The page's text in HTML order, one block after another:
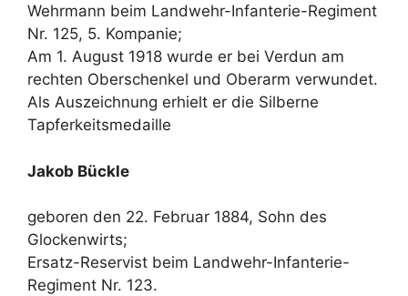
Wehrmann beim Landwehr-Infanterie-Regiment
Nr. 125, 5. Kompanie;
Am 1. August 1918 wurde er bei Verdun am
rechten Oberschenkel und Oberarm verwundet.
Als Auszeichnung erhielt er die Silberne
Tapferkeitsmedaille
Jakob Bückle
geboren den 22. Februar 1884, Sohn des
Glockenwirts;
Ersatz-Reservist beim Landwehr-Infanterie-
Regiment Nr. 123.